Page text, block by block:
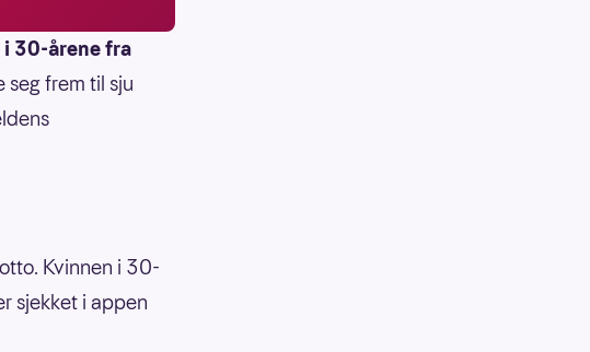
30-årene fra
seg frem til sju
Kvinnen i 30-
sjekket i appen